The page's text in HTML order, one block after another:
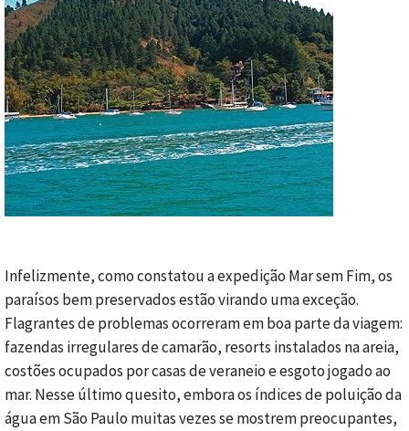
Infelizmente, como constatou a expedição Mar sem Fim, os
paraísos bem preservados estão virando uma exceção.
Flagrantes de problemas ocorreram em boa parte da viagem:
fazendas irregulares de camarão, resorts instalados na areia,
costões ocupados por casas de veraneio e esgoto jogado ao
mar. Nesse último quesito, embora os índices de poluição da
água em São Paulo muitas vezes se mostrem preocupantes,